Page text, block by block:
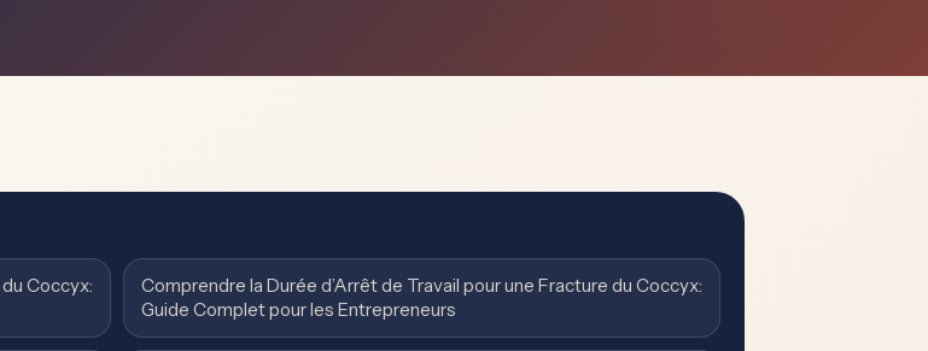
Coccyx:
Comprendre la Durée d’Arrêt de Travail pour une Fracture du Coccyx:
Guide Complet pour les Entrepreneurs